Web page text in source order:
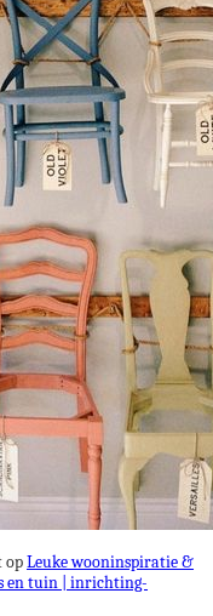
opLeuke wooninspiratie &
en tuin | inrichting-